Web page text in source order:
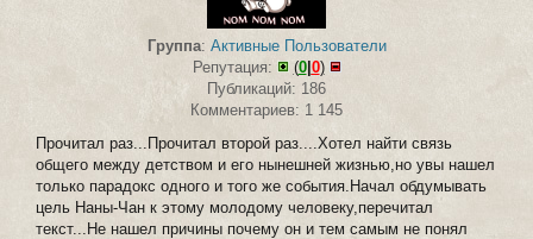
Группа: Активные Пользователи
Репутация:
(0|0)
Публикаций: 186
Комментариев: 1 145
Прочитал раз...Прочитал второй раз....Хотел найти связь
общего между детством и его нынешней жизнью,но увы нашел
только парадокс одного и того же события.Начал обдумывать
цель Наны-Чан к этому молодому человеку,перечитал
текст...Не нашел причины почему он и тем самым не понял